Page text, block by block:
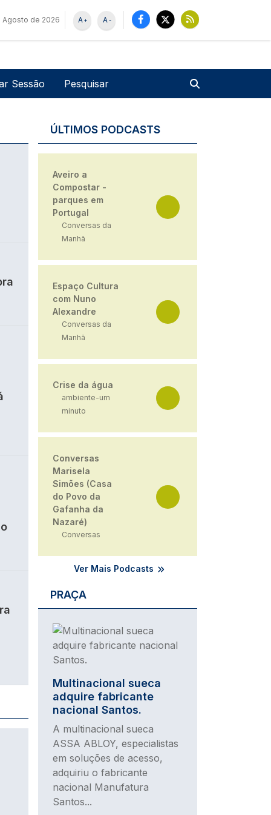
Agosto de 2026 -
A
+
A
de utilizador
Sessão
ÚLTIMOS PODCASTS
Aveiro a
Compostar -
parques em
Portugal
Conversas da
Manhã
Espaço Cultura
com Nuno
Alexandre
Conversas da
Manhã
Crise da água
ambiente-um
minuto
Conversas
Marisela
Simões (Casa
do Povo da
Gafanha da
Nazaré)
Conversas
Ver Mais Podcasts
PRAÇA
Imagem
Multinacional sueca
adquire fabricante
nacional Santos.
A multinacional sueca
ASSA ABLOY, especialistas
em soluções de acesso,
adquiriu o fabricante
nacional Manufatura
Santos...